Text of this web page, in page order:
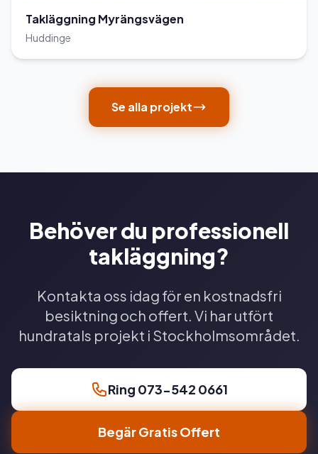
Takläggning Myrängsvägen
Huddinge
Se alla projekt
Behöver du professionell
takläggning?
Kontakta oss idag för en kostnadsfri
besiktning och offert. Vi har utfört
hundratals projekt i Stockholmsområdet.
Ring 073-542 0661
Begär Gratis Offert